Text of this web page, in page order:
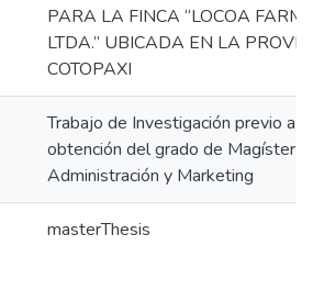
PARA LA FINCA “LOCOA
LTDA.” UBICADA EN LA
COTOPAXI
Trabajo de Investigación previo a la
obtención del grado de Magíster
Administración y Marketing
masterThesis